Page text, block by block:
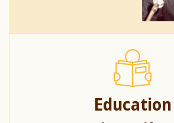
Education